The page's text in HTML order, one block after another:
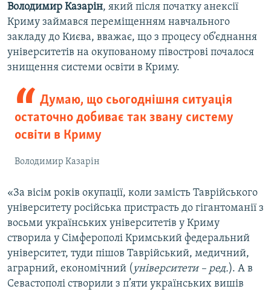
Володимир Казарін, який після початку анексії
Криму займався переміщенням навчального
закладу до Києва, вважає, що з процесу об’єднання
університетів на окупованому півострові почалося
знищення системи освіти в Криму.
Думаю, що сьогоднішня ситуація
остаточно добиває так звану систему
освіти в Криму
Володимир Казарін
«За вісім років окупації, коли замість Таврійського
університету російська пристрасть до гігантоманії з
восьми українських університетів у Криму
створила у Сімферополі Кримський федеральний
університет, туди пішов Таврійський, медичний,
аграрний, економічний ( університети – ред.). А в
Севастополі створили з п’яти українських вишів